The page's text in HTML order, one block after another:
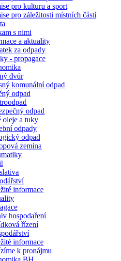
pro kulturu a sport
pro záležitosti místních částí
s nimi
a aktuality
za odpady
- propagace
dvůr
komunální odpad
odpad
odpad
oleje a tuky
odpady
odpad
zemina
informace
hospodaření
řízení
informace
k pronájmu
BH